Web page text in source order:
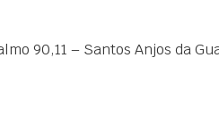
90,11 – Santos Anjos da